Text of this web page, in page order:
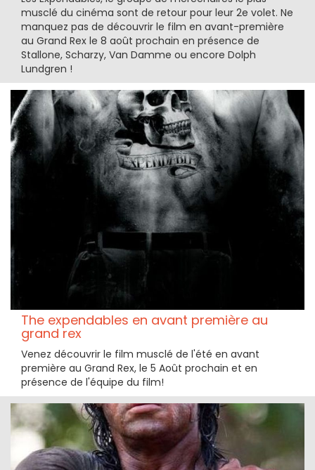
musclé du cinéma sont de retour pour leur 2e volet. Ne
manquez pas de découvrir le film en avant-première
au Grand Rex le 8 août prochain en présence de
Stallone, Scharzy, Van Damme ou encore Dolph
Lundgren !
The expendables en avant première au
grand rex
Venez découvrir le film musclé de l'été en avant
première au Grand Rex, le 5 Août prochain et en
présence de l'équipe du film!